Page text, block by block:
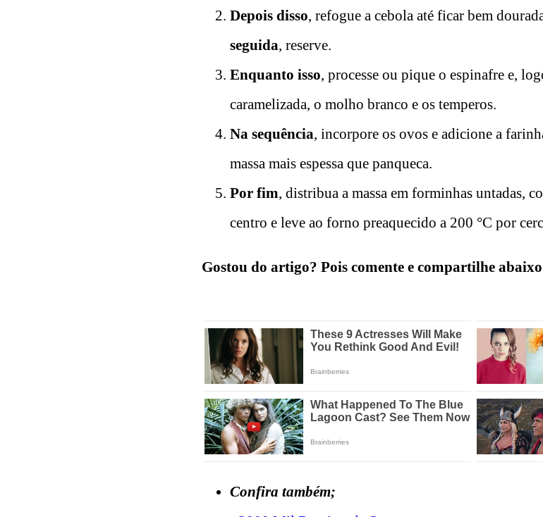
Depois disso, refogue a cebola até ficar bem
seguida, reserve.
Enquanto isso, processe ou pique o espinafre e,
caramelizada, o molho branco e os temperos.
Na sequência, incorpore os ovos e adicione a
massa mais espessa que panqueca.
Por fim, distribua a massa em forminhas untadas,
centro e leve ao forno preaquecido a 200 °C por
Gostou do artigo? Pois comente e compartilhe
Confira também;